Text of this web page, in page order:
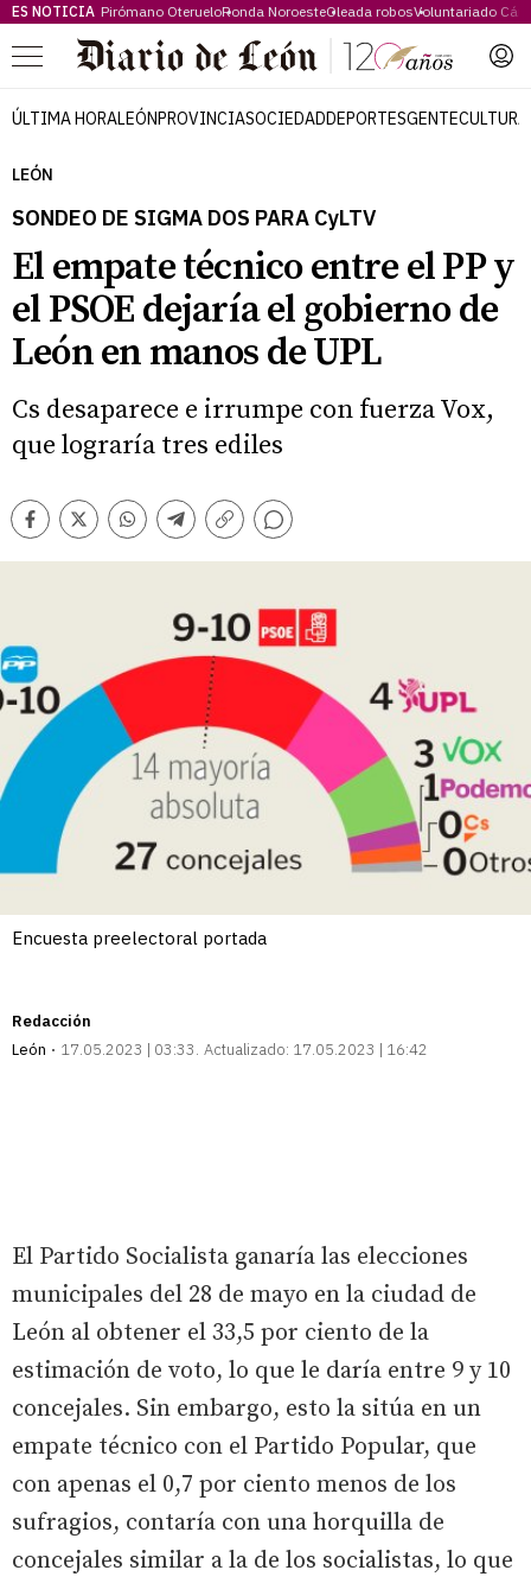
ES NOTICIA Pirómano OterueloRonda NoroesteOleada robosVoluntariado
Menú
ÚLTIMA HORALEÓNPROVINCIASOCIEDADDEPORTESGENTECULTURA
LEÓN
SONDEO DE SIGMA DOS PARA CyLTV
El empate técnico entre el PP y
el PSOE dejaría el gobierno de
León en manos de UPL
Cs desaparece e irrumpe con fuerza Vox,
que lograría tres ediles
Facebook
TwitterWhatsappTelegram
Copiar
Comentarios
Encuesta preelectoral portada
Redacción
León
17.05.2023 | 03:33 Actualizado: 17.05.2023 | 16:42
El Partido Socialista ganaría las elecciones
municipales del 28 de mayo en la ciudad de
León al obtener el 33,5 por ciento de la
estimación de voto, lo que le daría entre 9 y 10
concejales. Sin embargo, esto la sitúa en un
empate técnico con el Partido Popular, que
con apenas el 0,7 por ciento menos de los
sufragios, contaría con una horquilla de
concejales similar a la de los socialistas, lo que